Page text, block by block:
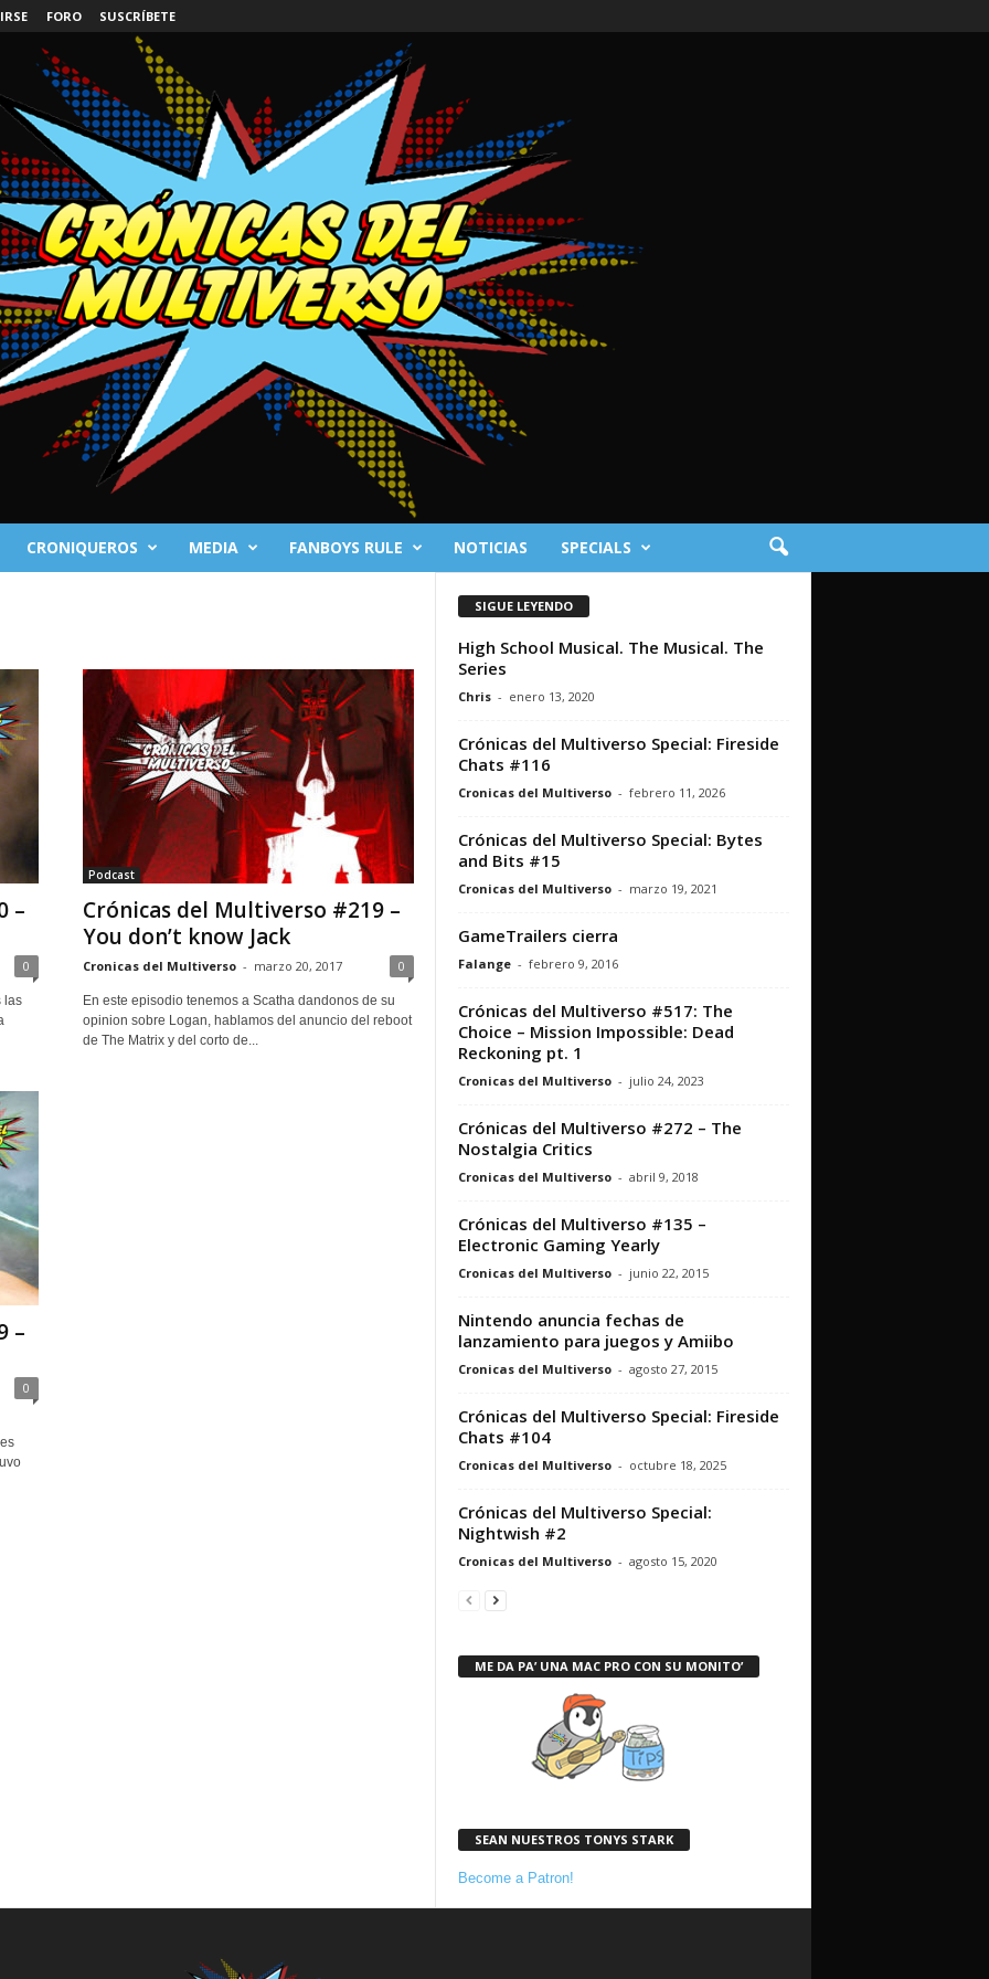
FORO SUSCRÍBETE
CRONIQUEROS MEDIA FANBOYS RULE NOTICIAS SPECIALS
–
0
las
Podcast
Crónicas del Multiverso #219 –
You don’t know Jack
Cronicas del Multiverso - marzo 20, 2017 0
En este episodio tenemos a Scatha dandonos de su
opinion sobre Logan, hablamos del anuncio del reboot
de The Matrix y del corto de...
–
0
SIGUE LEYENDO
High School Musical. The Musical. The
Series
Chris - enero 13, 2020
Crónicas del Multiverso Special: Fireside
Chats #116
Cronicas del Multiverso - febrero 11, 2026
Crónicas del Multiverso Special: Bytes
and Bits #15
Cronicas del Multiverso - marzo 19, 2021
GameTrailers cierra
Falange - febrero 9, 2016
Crónicas del Multiverso #517: The
Choice – Mission Impossible: Dead
Reckoning pt. 1
Cronicas del Multiverso - julio 24, 2023
Crónicas del Multiverso #272 – The
Nostalgia Critics
Cronicas del Multiverso - abril 9, 2018
Crónicas del Multiverso #135 –
Electronic Gaming Yearly
Cronicas del Multiverso - junio 22, 2015
Nintendo anuncia fechas de
lanzamiento para juegos y Amiibo
Cronicas del Multiverso - agosto 27, 2015
Crónicas del Multiverso Special: Fireside
Chats #104
Cronicas del Multiverso - octubre 18, 2025
Crónicas del Multiverso Special:
Nightwish #2
Cronicas del Multiverso - agosto 15, 2020
ME DA PA’ UNA MAC PRO CON SU MONITO’
SEAN NUESTROS TONYS STARK
Become a Patron!